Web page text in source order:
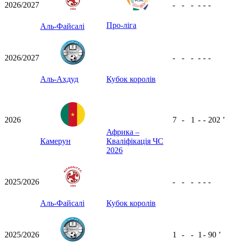
2026/2027
Аль-Файсалі Про-ліга
- - - - - -
2026/2027
Аль-Ахдуд Кубок королів
- - - - - -
2026
Камерун
Африка –
Кваліфікація ЧС
2026
7 - 1 - - 202 ʼ
2025/2026
Аль-Файсалі Кубок королів
- - - - - -
2025/2026 1 - - 1 - 90 ʼ